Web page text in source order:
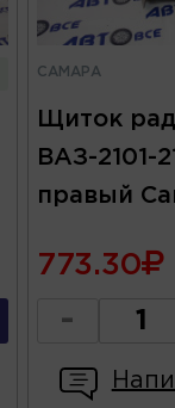
САМАРА
Щиток
ВАЗ-2101-
правый
773.30
-